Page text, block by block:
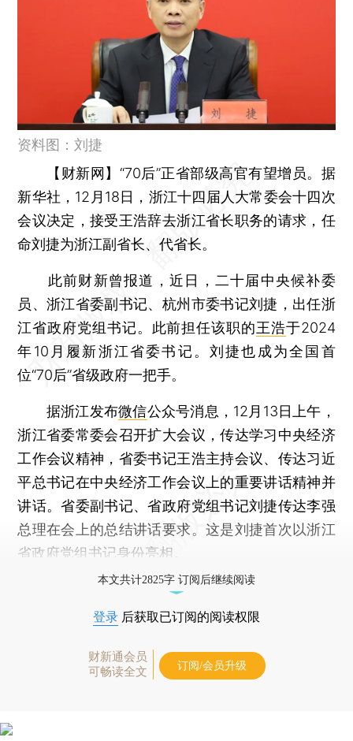
资料图：刘捷
【财新网】 “70后”正省部级高官有望增员。据
新华社，12月18日，浙江十四届人大常委会十四次
会议决定，接受王浩辞去浙江省长职务的请求，任
命刘捷为浙江副省长、代省长。
此前财新曾报道，近日，二十届中央候补委
员、浙江省委副书记、杭州市委书记刘捷，出任浙
江省政府党组书记。此前担任该职的王浩于2024
年10月履新浙江省委书记。刘捷也成为全国首
位“70后”省级政府一把手。
据浙江发布微信公众号消息，12月13日上午，
浙江省委常委会召开扩大会议，传达学习中央经济
工作会议精神，省委书记王浩主持会议、传达习近
平总书记在中央经济工作会议上的重要讲话精神并
讲话。省委副书记、省政府党组书记刘捷传达李强
总理在会上的总结讲话要求。这是刘捷首次以浙江
省政府党组书记身份亮相。
本文共计2825字 订阅后继续阅读
登录 后获取已订阅的阅读权限
财新通会员
可畅读全文
订阅/会员升级